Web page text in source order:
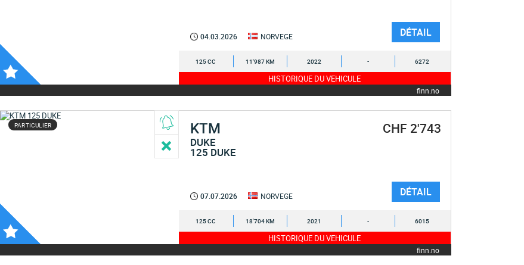
04.03.2026 NORVEGE DÉTAIL
125 CC 11'987 KM 2022 - 6272
HISTORIQUE DU VEHICULE
finn.no
PARTICULIER KTM
DUKE
125 DUKE
CHF 2'743
07.07.2026 NORVEGE DÉTAIL
125 CC 18'704 KM 2021 - 6015
HISTORIQUE DU VEHICULE
finn.no